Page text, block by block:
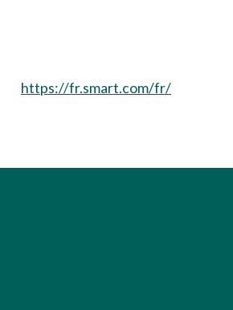
https://fr.smart.com/fr/